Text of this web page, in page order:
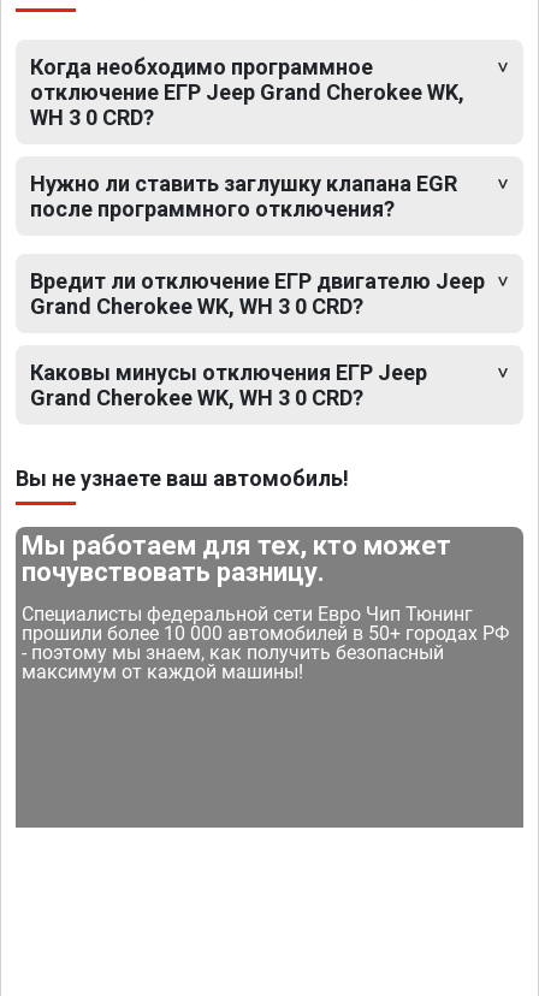
Когда необходимо программное
отключение ЕГР Jeep Grand Cherokee WK,
WH 3 0 CRD?
Нужно ли ставить заглушку клапана EGR
после программного отключения?
Вредит ли отключение ЕГР двигателю Jeep
Grand Cherokee WK, WH 3 0 CRD?
Каковы минусы отключения ЕГР Jeep
Grand Cherokee WK, WH 3 0 CRD?
Вы не узнаете ваш автомобиль!
Мы работаем для тех, кто может
почувствовать разницу.
Специалисты федеральной сети Евро Чип Тюнинг
прошили более 10 000 автомобилей в 50+ городах РФ
- поэтому мы знаем, как получить безопасный
максимум от каждой машины!